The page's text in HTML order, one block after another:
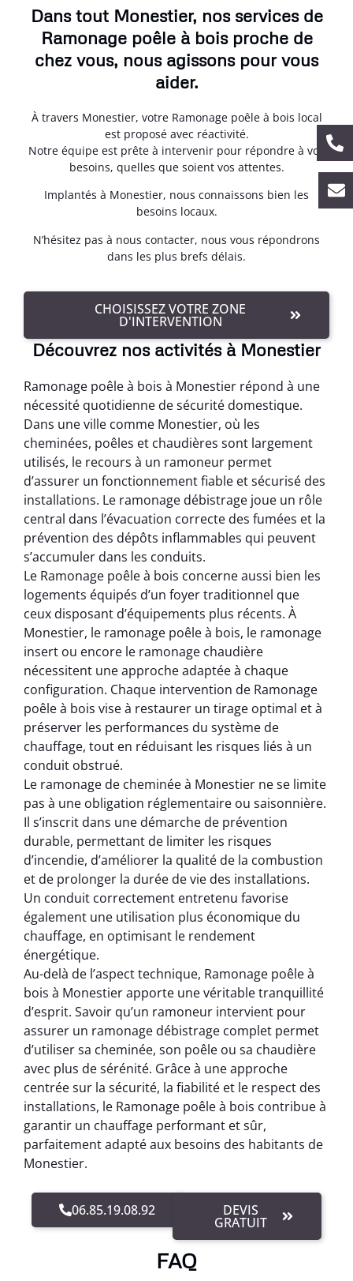
Dans tout Monestier, nos services de
Ramonage poêle à bois proche de
chez vous, nous agissons pour vous
aider.
À travers Monestier, votre Ramonage poêle à bois local
est proposé avec réactivité.
Notre équipe est prête à intervenir pour répondre à vos
besoins, quelles que soient vos attentes.
Implantés à Monestier, nous connaissons bien les
besoins locaux.
N’hésitez pas à nous contacter, nous vous répondrons
dans les plus brefs délais.
CHOISISSEZ VOTRE ZONE
D'INTERVENTION
Découvrez nos activités à Monestier
Ramonage poêle à bois à Monestier répond à une
nécessité quotidienne de sécurité domestique.
Dans une ville comme Monestier, où les
cheminées, poêles et chaudières sont largement
utilisés, le recours à un ramoneur permet
d’assurer un fonctionnement fiable et sécurisé des
installations. Le ramonage débistrage joue un rôle
central dans l’évacuation correcte des fumées et la
prévention des dépôts inflammables qui peuvent
s’accumuler dans les conduits.
Le Ramonage poêle à bois concerne aussi bien les
logements équipés d’un foyer traditionnel que
ceux disposant d’équipements plus récents. À
Monestier, le ramonage poêle à bois, le ramonage
insert ou encore le ramonage chaudière
nécessitent une approche adaptée à chaque
configuration. Chaque intervention de Ramonage
poêle à bois vise à restaurer un tirage optimal et à
préserver les performances du système de
chauffage, tout en réduisant les risques liés à un
conduit obstrué.
Le ramonage de cheminée à Monestier ne se limite
pas à une obligation réglementaire ou saisonnière.
Il s’inscrit dans une démarche de prévention
durable, permettant de limiter les risques
d’incendie, d’améliorer la qualité de la combustion
et de prolonger la durée de vie des installations.
Un conduit correctement entretenu favorise
également une utilisation plus économique du
chauffage, en optimisant le rendement
énergétique.
Au-delà de l’aspect technique, Ramonage poêle à
bois à Monestier apporte une véritable tranquillité
d’esprit. Savoir qu’un ramoneur intervient pour
assurer un ramonage débistrage complet permet
d’utiliser sa cheminée, son poêle ou sa chaudière
avec plus de sérénité. Grâce à une approche
centrée sur la sécurité, la fiabilité et le respect des
installations, le Ramonage poêle à bois contribue à
garantir un chauffage performant et sûr,
parfaitement adapté aux besoins des habitants de
Monestier.
06.85.19.08.92 DEVIS
GRATUIT
FAQ